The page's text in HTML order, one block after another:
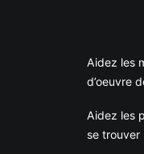
Aidez les
d’oeuvre
Aidez les
se trouver